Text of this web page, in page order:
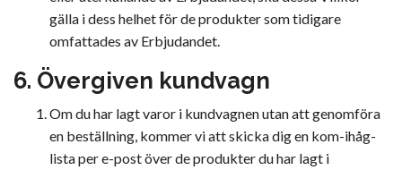
gälla i dess helhet för de produkter som tidigare
omfattades av Erbjudandet.
6. Övergiven kundvagn
Om du har lagt varor i kundvagnen utan att genomföra
en beställning, kommer vi att skicka dig en kom-ihåg-
lista per e-post över de produkter du har lagt i